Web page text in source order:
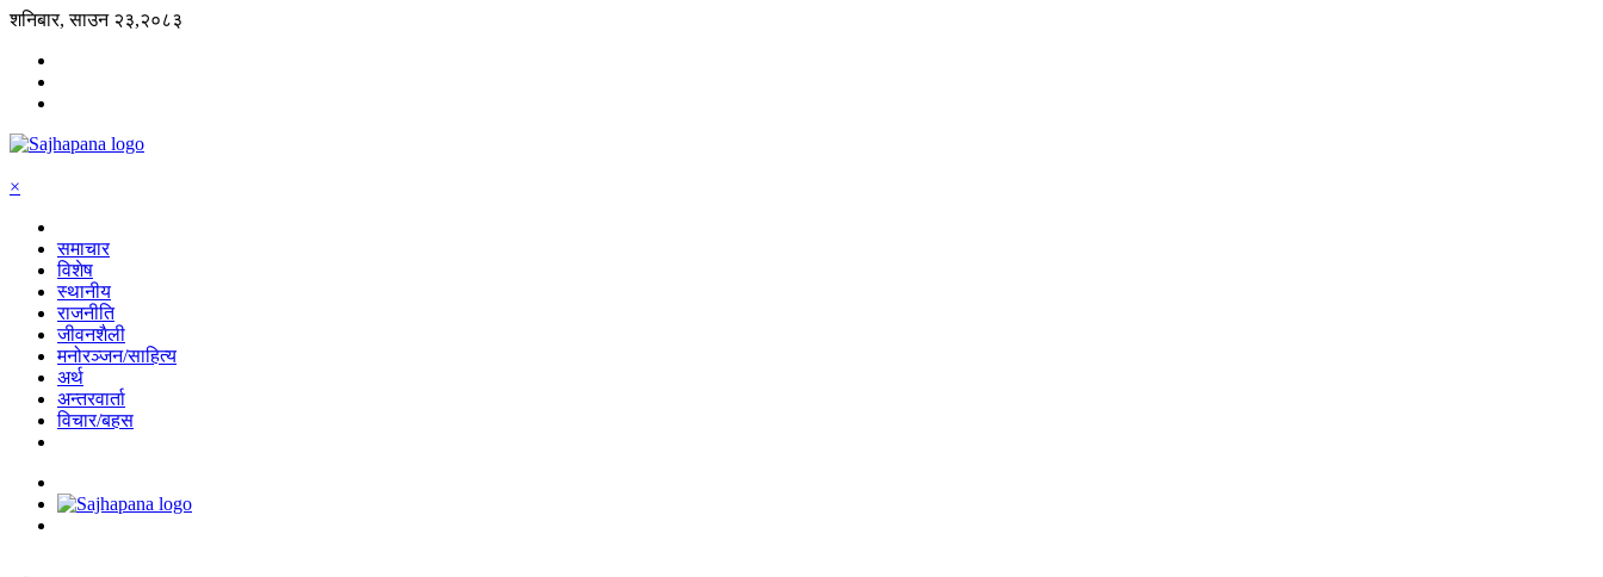
शनिबार, साउन २३,२०८३
×
समाचार
विशेष
स्थानीय
राजनीति
जीवनशैली
मनोरञ्जन/साहित्य
अर्थ
अन्तरवार्ता
विचार/बहस